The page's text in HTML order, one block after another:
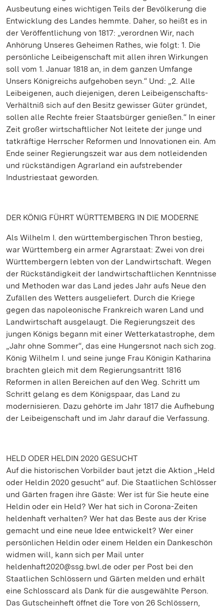
Ausbeutung eines wichtigen Teils der Bevölkerung die
Entwicklung des Landes hemmte. Daher, so heißt es in
der Veröffentlichung von 1817: „verordnen Wir, nach
Anhörung Unseres Geheimen Rathes, wie folgt: 1. Die
persönliche Leibeigenschaft mit allen ihren Wirkungen
soll vom 1. Januar 1818 an, in dem ganzen Umfange
Unsers Königreichs aufgehoben seyn.“ Und: „2. Alle
Leibeigenen, auch diejenigen, deren Leibeigenschafts-
Verhältniß sich auf den Besitz gewisser Güter gründet,
sollen alle Rechte freier Staatsbürger genießen.“ In einer
Zeit großer wirtschaftlicher Not leitete der junge und
tatkräftige Herrscher Reformen und Innovationen ein. Am
Ende seiner Regierungszeit war aus dem notleidenden
und rückständigen Agrarland ein aufstrebender
Industriestaat geworden.
DER KÖNIG FÜHRT WÜRTTEMBERG IN DIE MODERNE
Als Wilhelm I. den württembergischen Thron bestieg,
war Württemberg ein armer Agrarstaat: Zwei von drei
Württembergern lebten von der Landwirtschaft. Wegen
der Rückständigkeit der landwirtschaftlichen Kenntnisse
und Methoden war das Land jedes Jahr aufs Neue den
Zufällen des Wetters ausgeliefert. Durch die Kriege
gegen das napoleonische Frankreich waren Land und
Landwirtschaft ausgelaugt. Die Regierungszeit des
jungen Königs begann mit einer Wetterkatastrophe, dem
„Jahr ohne Sommer“, das eine Hungersnot nach sich zog.
König Wilhelm I. und seine junge Frau Königin Katharina
brachten gleich mit dem Regierungsantritt 1816
Reformen in allen Bereichen auf den Weg. Schritt um
Schritt gelang es dem Königspaar, das Land zu
modernisieren. Dazu gehörte im Jahr 1817 die Aufhebung
der Leibeigenschaft und im Jahr darauf die Verfassung.
HELD ODER HELDIN 2020 GESUCHT
Auf die historischen Vorbilder baut jetzt die Aktion „Held
oder Heldin 2020 gesucht“ auf. Die Staatlichen Schlösser
und Gärten fragen ihre Gäste: Wer ist für Sie heute eine
Heldin oder ein Held? Wer hat sich in Corona-Zeiten
heldenhaft verhalten? Wer hat das Beste aus der Krise
gemacht und eine neue Idee entwickelt? Wer einer
persönlichen Heldin oder einem Helden ein Dankeschön
widmen will, kann sich per Mail unter
heldenhaft2020@ssg.bwl.de oder per Post bei den
Staatlichen Schlössern und Gärten melden und erhält
eine Schlosscard als Dank für die ausgewählte Person.
Das Gutscheinheft öffnet die Tore von 26 Schlössern,